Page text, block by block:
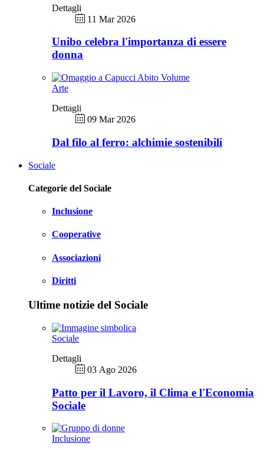
Dettagli
11 Mar 2026
Unibo celebra l'importanza di essere
donna
Arte
Dettagli
09 Mar 2026
Dal filo al ferro: alchimie sostenibili
Sociale
Categorie del Sociale
Inclusione
Cooperative
Associazioni
Diritti
Ultime notizie del Sociale
Sociale
Dettagli
03 Ago 2026
Patto per il Lavoro, il Clima e l'Economia
Sociale
Inclusione